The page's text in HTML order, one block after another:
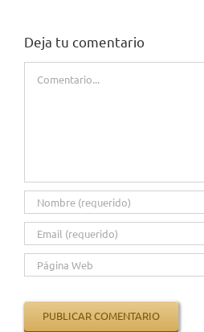
Deja tu comentario